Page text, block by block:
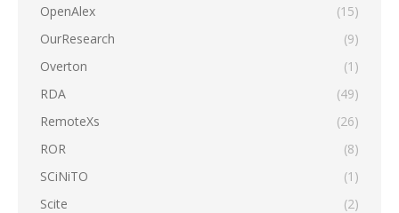
OpenAlex
(15)
OurResearch
(9)
Overton
(1)
RDA
(49)
RemoteXs
(26)
ROR
(8)
SCiNiTO
(1)
Scite
(2)